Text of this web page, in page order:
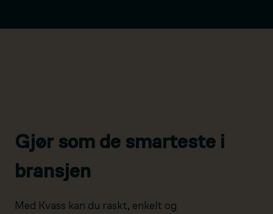
Gjør som de smarteste i
bransjen
Med Kvass kan du raskt, enkelt og